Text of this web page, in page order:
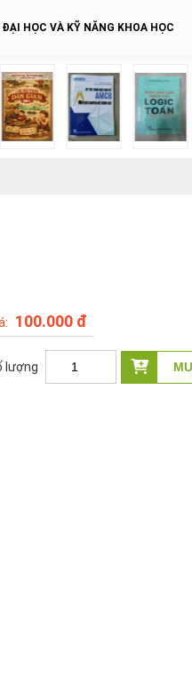
HỌC VÀ KỸ NĂNG KHOA HỌC
100.000 đ